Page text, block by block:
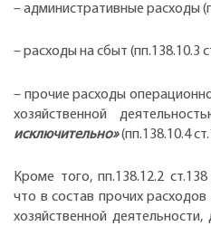
– административные расходы
– расходы на сбыт (пп.138.10.3
– прочие расходы
хозяйственной
исключительно»(пп.138.10.4
Кроме того, пп.138.12.2 ст.138
что в состав прочих
хозяйственной